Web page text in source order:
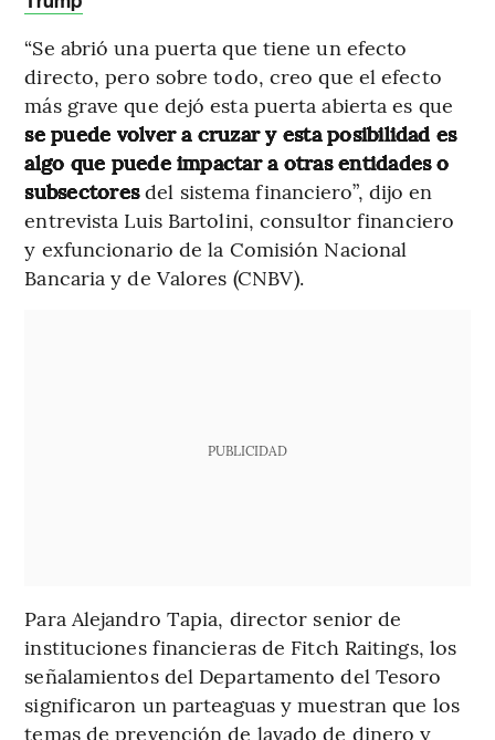
“Se abrió una puerta que tiene un efecto
directo, pero sobre todo, creo que el efecto
más grave que dejó esta puerta abierta es que
se puede volver a cruzar y esta posibilidad es
algo que puede impactar a otras entidades o
subsectoresdel sistema financiero”, dijo en
entrevista Luis Bartolini, consultor financiero
y exfuncionario de la Comisión Nacional
Bancaria y de Valores (CNBV).
PUBLICIDAD
Para Alejandro Tapia, director senior de
instituciones financieras de Fitch Raitings, los
señalamientos del Departamento del Tesoro
significaron un parteaguas y muestran que los
temas de prevención de lavado de dinero y